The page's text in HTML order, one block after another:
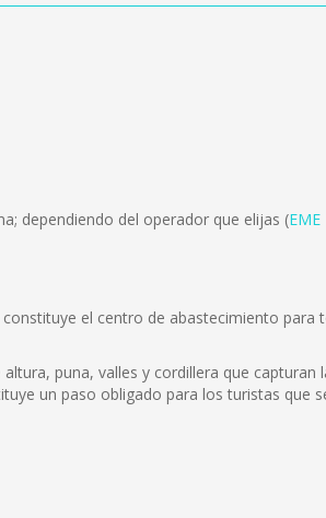
dependiendo del operador que elijas (EME
el centro de abastecimiento para
puna, valles y cordillera que capturan
un paso obligado para los turistas que